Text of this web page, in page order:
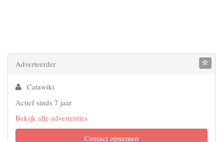
Adverteerder
Catawiki
Actief sinds 7 jaar
Bekijk alle advertenties
Contact opnemen